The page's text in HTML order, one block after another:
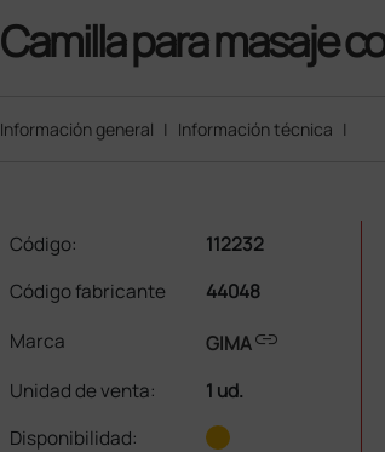
Camilla para masaje
Información general | Información técnica |
Código:
112232
Código fabricante
44048
Marca
GIMAlink
Unidad de venta:
1 ud.
Disponibilidad: